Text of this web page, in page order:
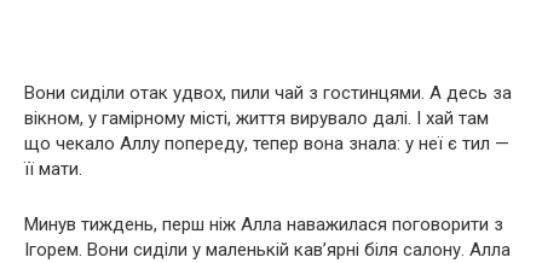
Вони сиділи отак удвох, пили чай з гостинцями. А десь за
вікном, у гамірному місті, життя вирувало далі. І хай там
що чекало Аллу попереду, тепер вона знала: у неї є тил —
її мати.
Минув тиждень, перш ніж Алла наважилася поговорити з
Ігорем. Вони сиділи у маленькій кав’ярні біля салону. Алла